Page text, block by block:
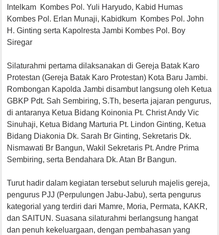
Intelkam Kombes Pol. Yuli Haryudo, Kabid Humas
Kombes Pol. Erlan Munaji, Kabidkum Kombes Pol. John
H. Ginting serta Kapolresta Jambi Kombes Pol. Boy
Siregar
Silaturahmi pertama dilaksanakan di Gereja Batak Karo
Protestan (Gereja Batak Karo Protestan) Kota Baru Jambi.
Rombongan Kapolda Jambi disambut langsung oleh Ketua
GBKP Pdt. Sah Sembiring, S.Th, beserta jajaran pengurus,
di antaranya Ketua Bidang Koinonia Pt. Christ Andy Vic
Sinuhaji, Ketua Bidang Marturia Pt. Lindon Ginting, Ketua
Bidang Diakonia Dk. Sarah Br Ginting, Sekretaris Dk.
Nismawati Br Bangun, Wakil Sekretaris Pt. Andre Prima
Sembiring, serta Bendahara Dk. Atan Br Bangun.
Turut hadir dalam kegiatan tersebut seluruh majelis gereja,
pengurus PJJ (Perpulungen Jabu-Jabu), serta pengurus
kategorial yang terdiri dari Mamre, Moria, Permata, KAKR,
dan SAITUN. Suasana silaturahmi berlangsung hangat
dan penuh kekeluargaan, dengan pembahasan yang